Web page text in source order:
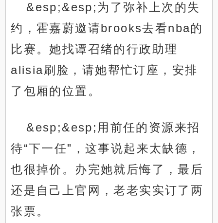
&esp;&esp;为了弥补上次的失
约，霍嘉蔚邀请brooks去看nba的
比赛。她找谭召绪的行政助理
alisia刷脸，请她帮忙订座，安排
了包厢的位置。
&esp;&esp;用前任的资源来招
待“下一任”，这事说起来太缺德，
也很掉价。办完她就后悔了，最后
还是自己上官网，老老实实订了两
张票。